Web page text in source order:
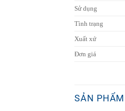
Sử dụng
Tình trạng
Xuất xứ
Đơn giá
SẢN